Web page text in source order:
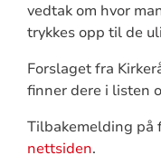
vedtak om hvor
trykkes opp til de
Forslaget fra
finner dere i listen
Tilbakemelding på
nettsiden.